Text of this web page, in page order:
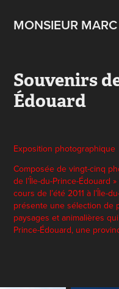
MONSIEUR MARC
Souvenirs
Édouard
Exposition photographique
Composée de vingt-cinq
de l’Île-du-Prince-Édouard
cours de l’été 2011 à l’Île-
présente une sélection de
paysages et animalières
Prince-Édouard, une